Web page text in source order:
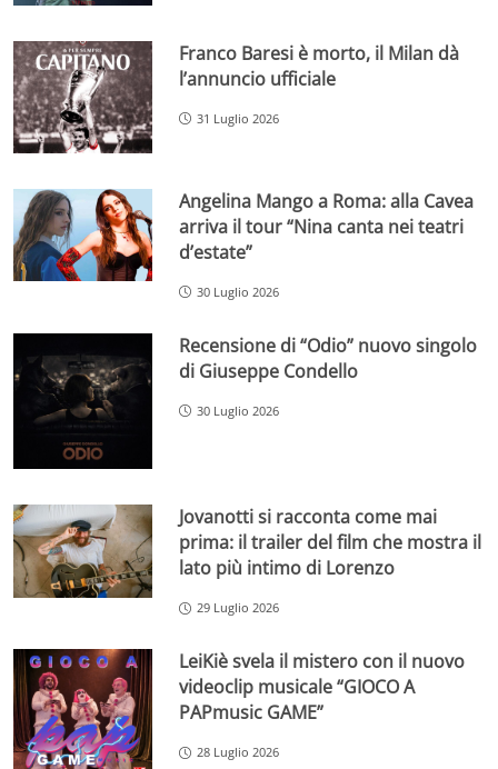
Franco Baresi è morto, il Milan dà
l’annuncio ufficiale
31 Luglio 2026
Angelina Mango a Roma: alla Cavea
arriva il tour “Nina canta nei teatri
d’estate”
30 Luglio 2026
Recensione di “Odio” nuovo singolo
di Giuseppe Condello
30 Luglio 2026
Jovanotti si racconta come mai
prima: il trailer del film che mostra il
lato più intimo di Lorenzo
29 Luglio 2026
LeiKiè svela il mistero con il nuovo
videoclip musicale “GIOCO A
PAPmusic GAME”
28 Luglio 2026